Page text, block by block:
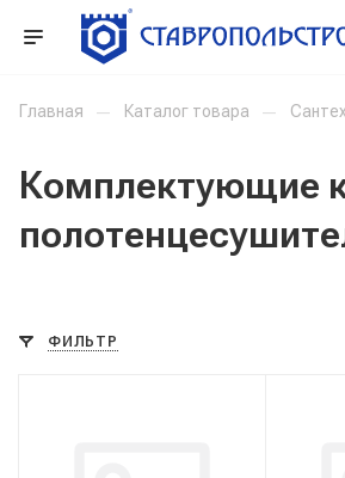
Главная — Каталог товара —
Комплектующие
ФИЛЬТР